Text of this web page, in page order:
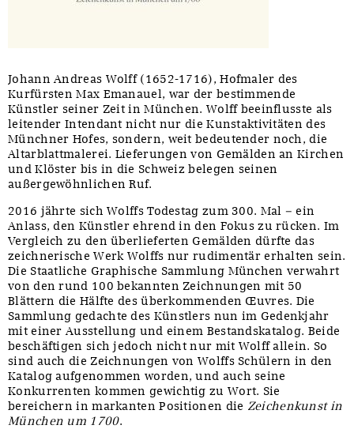
Johann Andreas Wolff (1652-1716), Hofmaler des
Kurfürsten Max Emanauel, war der bestimmende
Künstler seiner Zeit in München. Wolff beeinflusste als
leitender Intendant nicht nur die Kunstaktivitäten des
Münchner Hofes, sondern, weit bedeutender noch, die
Altarblattmalerei. Lieferungen von Gemälden an Kirchen
und Klöster bis in die Schweiz belegen seinen
außergewöhnlichen Ruf.
2016 jährte sich Wolffs Todestag zum 300. Mal – ein
Anlass, den Künstler ehrend in den Fokus zu rücken. Im
Vergleich zu den überlieferten Gemälden dürfte das
zeichnerische Werk Wolffs nur rudimentär erhalten sein.
Die Staatliche Graphische Sammlung München verwahrt
von den rund 100 bekannten Zeichnungen mit 50
Blättern die Hälfte des überkommenden Œuvres. Die
Sammlung gedachte des Künstlers nun im Gedenkjahr
mit einer Ausstellung und einem Bestandskatalog. Beide
beschäftigen sich jedoch nicht nur mit Wolff allein. So
sind auch die Zeichnungen von Wolffs Schülern in den
Katalog aufgenommen worden, und auch seine
Konkurrenten kommen gewichtig zu Wort. Sie
bereichern in markanten Positionen die Zeichenkunst in
München um 1700.